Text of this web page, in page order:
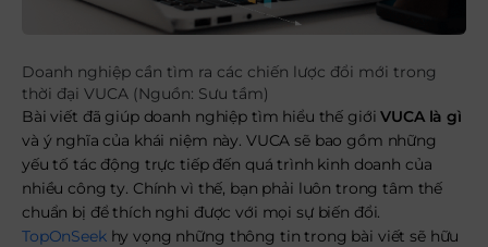
Doanh nghiệp cần tìm ra các chiến lược đổi mới trong
thời đại VUCA (Nguồn: Sưu tầm)
Bài viết đã giúp doanh nghiệp tìm hiểu thế giớiVUCA là gì
và ý nghĩa của khái niệm này. VUCA sẽ bao gồm những
yếu tố tác động trực tiếp đến quá trình kinh doanh của
nhiều công ty. Chính vì thế, bạn phải luôn trong tâm thế
chuẩn bị để thích nghi được với mọi sự biến đổi.
TopOnSeekhy vọng những thông tin trong bài viết sẽ hữu